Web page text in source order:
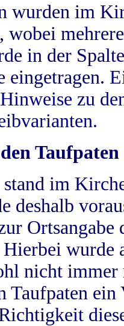
wurden im
wobei
in der
eingetragen.
zu
Taufpaten
im
deshalb
wurde
nicht
Taufpaten